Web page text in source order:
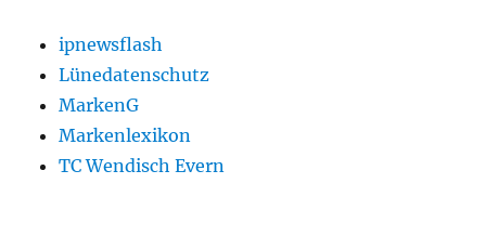
ipnewsflash
Lünedatenschutz
MarkenG
Markenlexikon
TC Wendisch Evern